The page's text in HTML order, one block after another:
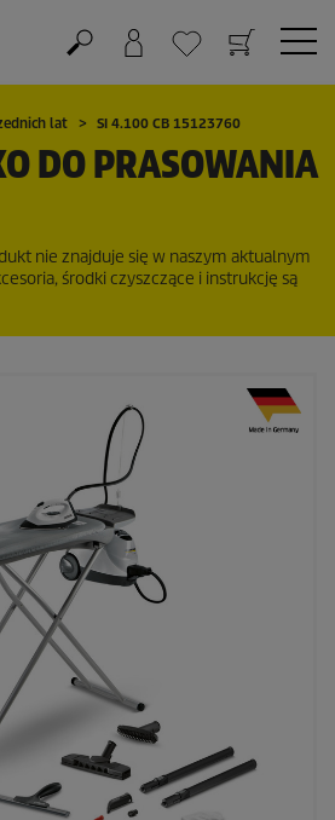
lat SI 4.100 CB 15123760
DO PRASOWANIA
nie znajduje się w naszym aktualnym
środki czyszczące i instrukcję są